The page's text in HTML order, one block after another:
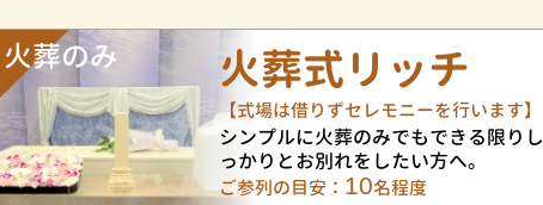
火葬のみ 火葬式リッチ
【式場は借りずセレモニーを行います】
シンプルに火葬のみでもできる限りし
っかりとお別れをしたい方へ。
ご参列の目安： 10名程度